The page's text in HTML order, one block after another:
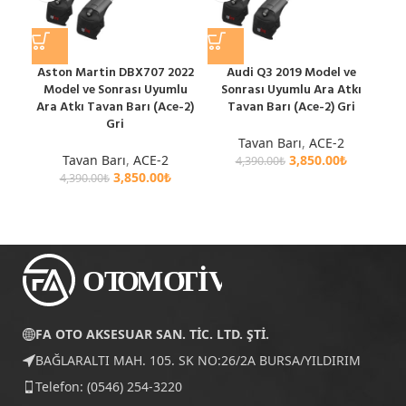
Aston Martin DBX707 2022
Model ve Sonrası Uyumlu
Ara Atkı Tavan Barı (Ace-2)
Gri
Tavan Barı, ACE-2
4,390.00₺ 3,850.00₺
Audi Q3 2019 Model ve
Sonrası Uyumlu Ara Atkı
Tavan Barı (Ace-2) Gri
Tavan Barı, ACE-2
4,390.00₺ 3,850.00₺
FA OTO AKSESUAR SAN. TİC. LTD. ŞTİ.
BAĞLARALTI MAH. 105. SK NO:26/2A BURSA/YILDIRIM
Telefon: (0546) 254-3220